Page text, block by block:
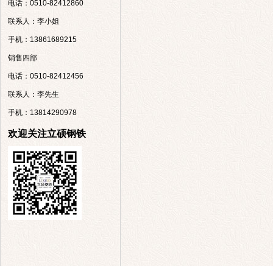
电话：0510-82412860
联系人：李小姐
手机：13861689215
销售四部
电话：0510-82412456
联系人：李先生
手机：13814290978
欢迎关注立硕钢铁